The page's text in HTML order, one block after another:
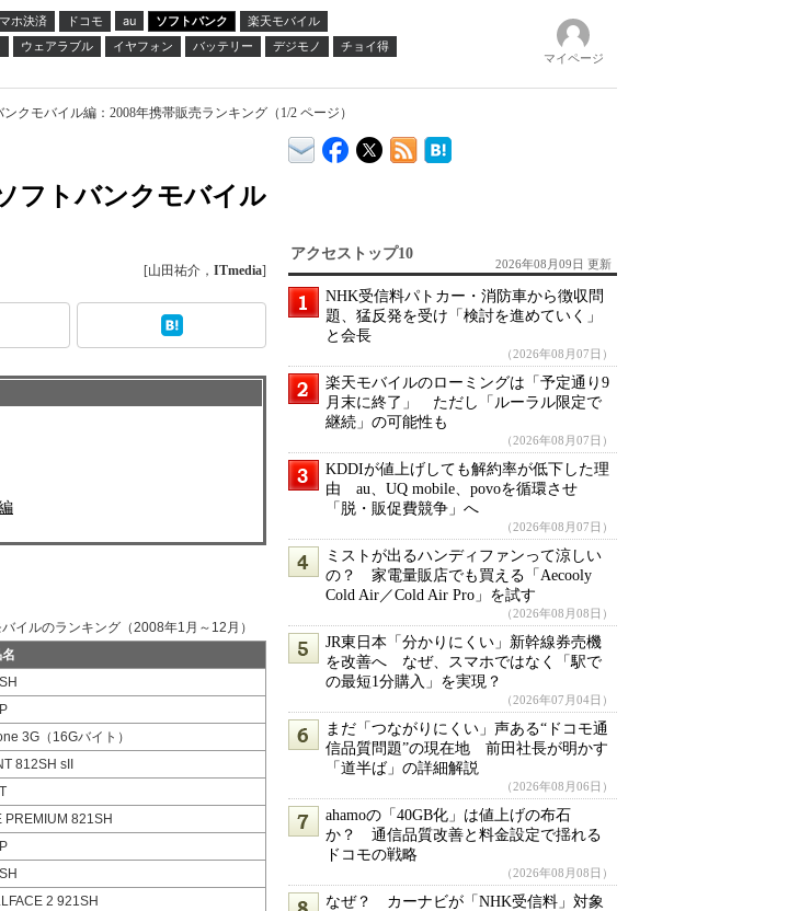
ホ決済 ドコモ au ソフトバンク
楽天モバイル
ウェアラブル イヤフォン バッテリー デジモノ
チョイ得
マイページ
モバイル編：2008年携帯販売ランキング（1/2 ページ）
フトバンクモバイル
[山田祐介， ITmedia]
イルのランキング（2008年1月～12月）
3G（16Gバイト）
812SH sII
PREMIUM 821SH
2 921SH
アクセストップ10
2026年08月09日 更新
NHK受信料パトカー・消防車から徴収問
題、猛反発を受け「検討を進めていく」
と会長
（2026年08月07日）
楽天モバイルのローミングは「予定通り9
月末に終了」 ただし「ルーラル限定で
継続」の可能性も
（2026年08月07日）
KDDIが値上げしても解約率が低下した理
由 au、UQ mobile、povoを循環させ
「脱・販促費競争」へ
（2026年08月07日）
ミストが出るハンディファンって涼しい
の？ 家電量販店でも買える「Aecooly
Cold Air／Cold Air Pro」を試す
（2026年08月08日）
JR東日本「分かりにくい」新幹線券売機
を改善へ なぜ、スマホではなく「駅で
の最短1分購入」を実現？
（2026年07月04日）
まだ「つながりにくい」声ある“ドコモ通
信品質問題”の現在地 前田社長が明かす
「道半ば」の詳細解説
（2026年08月06日）
ahamoの「40GB化」は値上げの布石
か？ 通信品質改善と料金設定で揺れる
ドコモの戦略
（2026年08月08日）
なぜ？ カーナビが「NHK受信料」対象